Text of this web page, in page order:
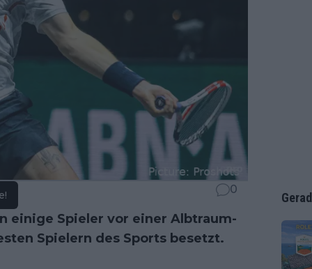
0
einige Spieler vor einer Albtraum-
Spielern des Sports besetzt.